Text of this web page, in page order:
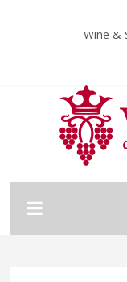
Wine &
Wine
Vinitaly
Nona